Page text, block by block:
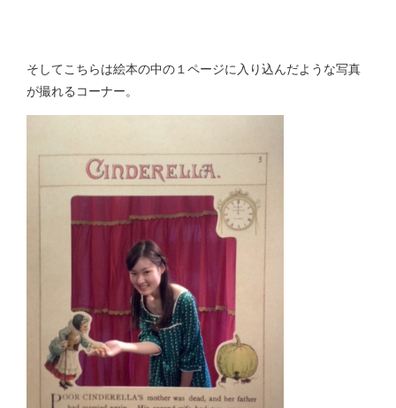
そしてこちらは絵本の中の１ページに入り込んだような写真
が撮れるコーナー。